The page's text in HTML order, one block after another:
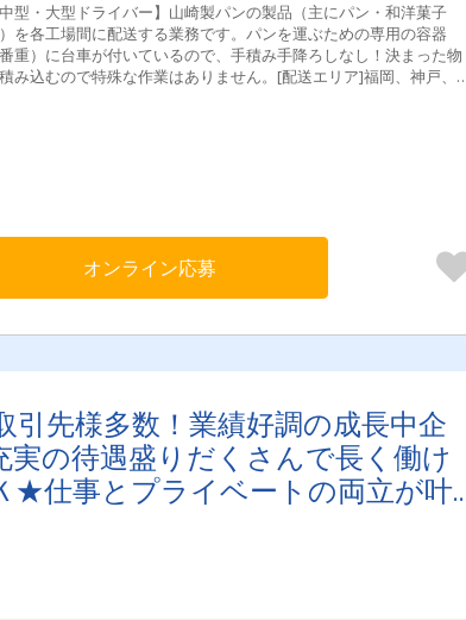
型・大型ドライバー】山崎製パンの製品（主にパン・和洋菓子
を各工場間に配送する業務です。パンを運ぶための専用の容器
重）に台車が付いているので、手積み手降ろしなし！決まった物
み込むので特殊な作業はありません。[配送エリア]福岡、神戸、
地方 基本、高速道路を使用していただきま
積み降ろしに長時間待機する事はありません。
オンライン応募
引先様多数！業績好調の成長中企
の待遇盛りだくさんで長く働け
★仕事とプライベートの両立が叶